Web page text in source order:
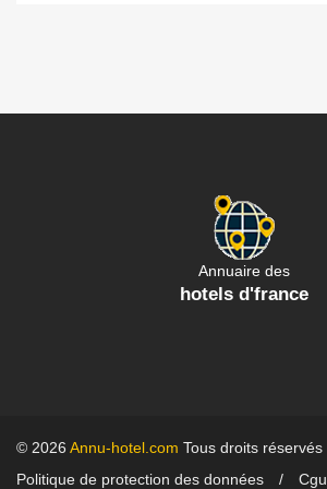
Annuaire des
hotels d'france
© 2026 Annu-hotel.com Tous droits réservés
Politique de protection des données
Cgu